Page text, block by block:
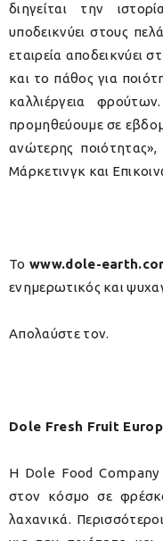
διηγείται την
υποδεικνύει στους
εταιρεία αποδεικνύει
και το πάθος για
καλλιέργεια
προμηθεύουμε σε
ανώτερης
Μάρκετινγκ και
Το www.dole-
ενημερωτικός και
Απολαύστε τον.
Dole Fresh Fruit
H Dole Food Company
στον κόσμο σε
λαχανικά.